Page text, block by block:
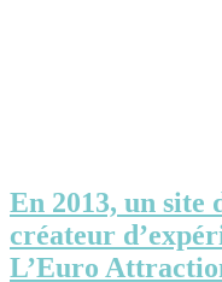
En 2013, un site
créateur
L’Euro